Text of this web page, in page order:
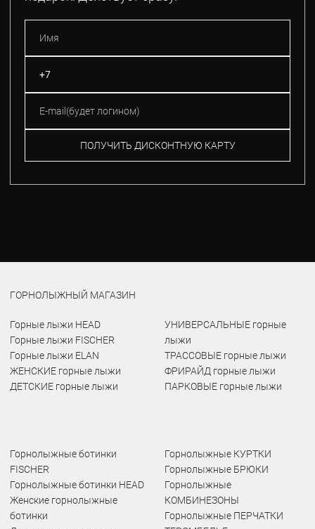
ПОЛУЧИТЬ ДИСКОНТНУЮ КАРТУ
ГОРНОЛЫЖНЫЙ МАГАЗИН
Горные лыжи HEAD
Горные лыжи FISCHER
Горные лыжи ELAN
ЖЕНСКИЕ горные лыжи
ДЕТСКИЕ горные лыжи
УНИВЕРСАЛЬНЫЕ горные
лыжи
ТРАССОВЫЕ горные лыжи
ФРИРАЙД горные лыжи
ПАРКОВЫЕ горные лыжи
Горнолыжные ботинки
FISCHER
Горнолыжные ботинки HEAD
Женские горнолыжные
ботинки
Горнолыжные КУРТКИ
Горнолыжные БРЮКИ
Горнолыжные
КОМБИНЕЗОНЫ
Горнолыжные ПЕРЧАТКИ